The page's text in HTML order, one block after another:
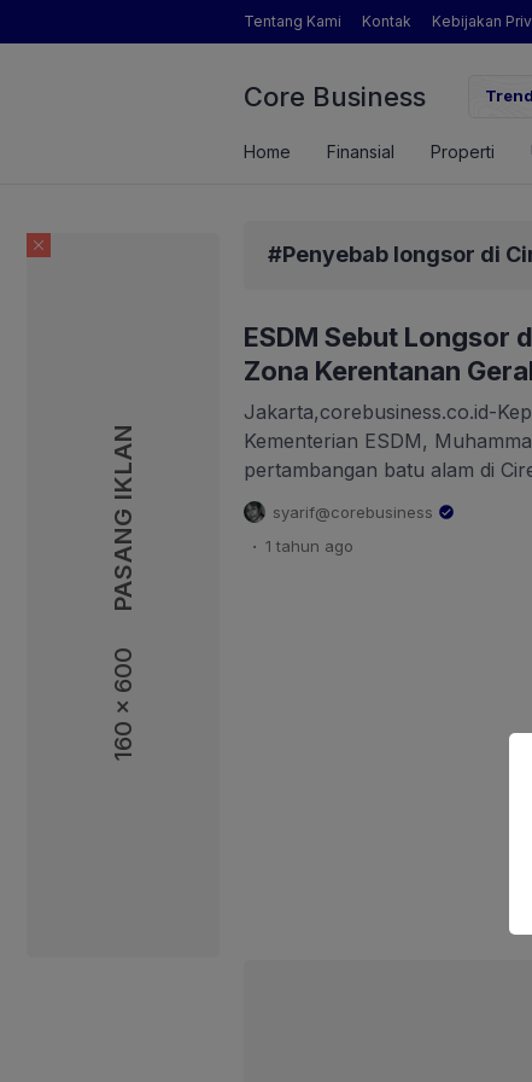
160 x 600
PASANG IKLAN
Tentang Kami Kontak Kebijakan
Core Business
Pertanian yang Dimaksud Mentan Amran?
Home Finansial Properti
#Penyebab longsor di
ESDM Sebut Longsor
Zona Kerentanan
Jakarta,corebusiness.co.id-
Kementerian ESDM,
pertambangan batu alam di
mempunyai potensi tinggi
menyampaikan, berdasarkan
Gerakan Tanah Kabupaten
syarif@corebusiness
. 1 tahun ago